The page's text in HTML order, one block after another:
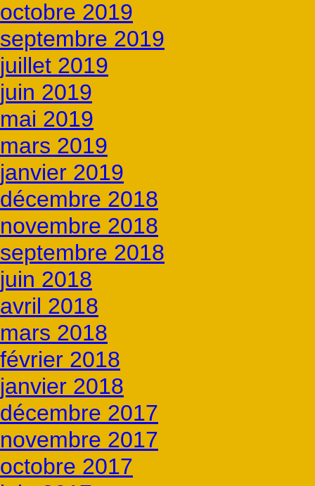
octobre 2019
septembre 2019
juillet 2019
juin 2019
mai 2019
mars 2019
janvier 2019
décembre 2018
novembre 2018
septembre 2018
juin 2018
avril 2018
mars 2018
février 2018
janvier 2018
décembre 2017
novembre 2017
octobre 2017